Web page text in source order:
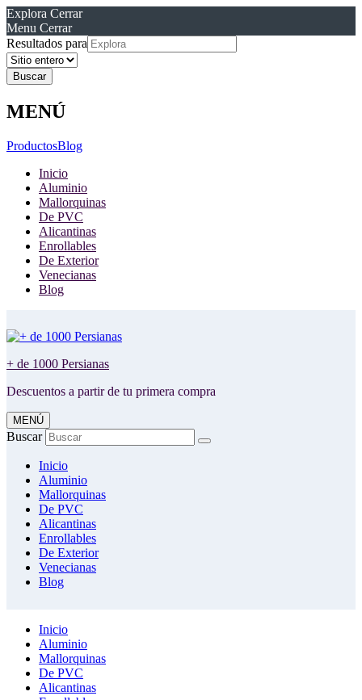
Explora Cerrar
Menu Cerrar
Resultados para
MENÚ
ProductosBlog
Inicio
Aluminio
Mallorquinas
De PVC
Alicantinas
Enrollables
De Exterior
Venecianas
Blog
+ de 1000 Persianas
Descuentos a partir de tu primera compra
MENÚ
Buscar
Inicio
Aluminio
Mallorquinas
De PVC
Alicantinas
Enrollables
De Exterior
Venecianas
Blog
Inicio
Aluminio
Mallorquinas
De PVC
Alicantinas